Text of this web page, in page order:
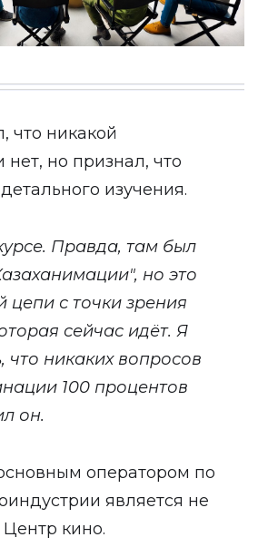
что никакой
но признал, что
изучения.
Правда, там был
но это
цепи с точки зрения
сейчас идёт. Я
что никаких вопросов
100 процентов
он.
оператором по
является не
кино.